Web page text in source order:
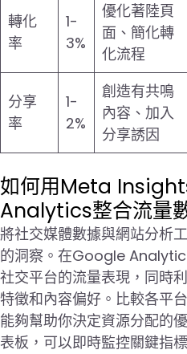
轉化
率
1-
3%
優化著陸頁
面、簡化轉
化流程
分享
率
1-
2%
創造有共鳴
內容、加入
分享誘因
如何用Meta
Analytics整合流量
將社交媒體數據與網站分析
的洞察。在Google
社交平台的流量表現，同時
特徵和內容偏好。比較各平
能夠幫助你決定資源分配的
表板，可以即時監控關鍵指